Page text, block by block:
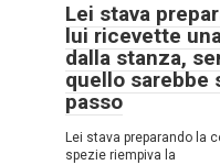
Lei stava
lui ricevette
dalla stanza,
quello sarebbe
passo
Lei stava preparando la
spezie riempiva la